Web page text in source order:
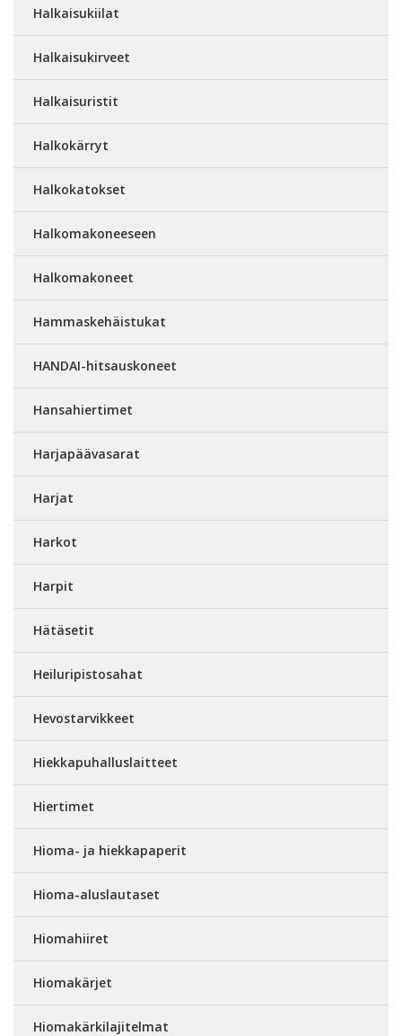
Halkaisukiilat
Halkaisukirveet
Halkaisuristit
Halkokärryt
Halkokatokset
Halkomakoneeseen
Halkomakoneet
Hammaskehäistukat
HANDAI-hitsauskoneet
Hansahiertimet
Harjapäävasarat
Harjat
Harkot
Harpit
Hätäsetit
Heiluripistosahat
Hevostarvikkeet
Hiekkapuhalluslaitteet
Hiertimet
Hioma- ja hiekkapaperit
Hioma-aluslautaset
Hiomahiiret
Hiomakärjet
Hiomakärkilajitelmat